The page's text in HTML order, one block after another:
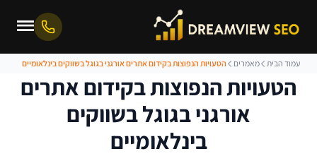
עמוד הבית מאמרים הטעויות הנפוצות בקידום אתרים אורגני בגוגל בשווקים בינלאומיים
הטעויות הנפוצות בקידום אתרים
אורגני בגוגל בשווקים
בינלאומיים